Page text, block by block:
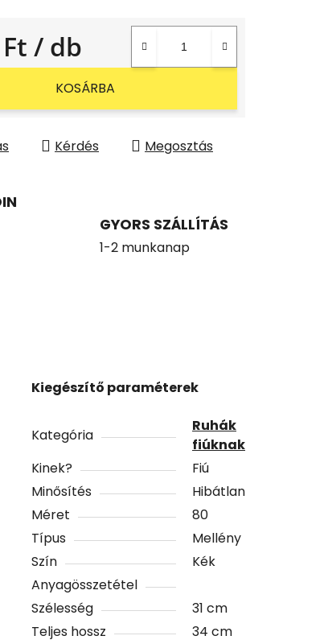
/ db
KOSÁRBA
Kérdés Megosztás
GYORS SZÁLLÍTÁS
1-2 munkanap
Kiegészítő paraméterek
Kategória
Ruhák
fiúknak
Kinek?
Fiú
Minősítés
Hibátlan
Méret
80
Típus
Mellény
Szín
Kék
Anyagösszetétel
Szélesség
31 cm
Teljes hossz
34 cm